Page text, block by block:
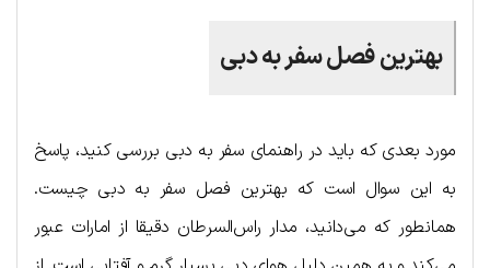
بهترین فصل سفر به دبی
مورد بعدی که باید در راهنمای سفر به دبی بررسی کنید، پاسخ
به این سوال است که بهترین فصل سفر به دبی چیست.
همانطور که می‌دانید، مدار راس‌السرطان دقیقا از امارات عبور